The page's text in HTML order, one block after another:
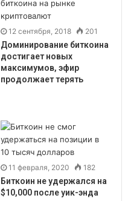
12 сентября, 2018 201
Доминирование биткоина
достигает новых
максимумов, эфир
продолжает терять
11 февраля, 2020 182
Биткоин не удержался на
$10,000 после уик-энда